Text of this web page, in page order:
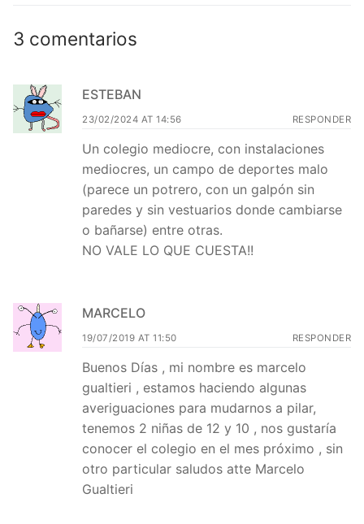
3 comentarios
ESTEBAN
23/02/2024 AT 14:56 RESPONDER
Un colegio mediocre, con instalaciones
mediocres, un campo de deportes malo
(parece un potrero, con un galpón sin
paredes y sin vestuarios donde cambiarse
o bañarse) entre otras.
NO VALE LO QUE CUESTA!!
MARCELO
19/07/2019 AT 11:50 RESPONDER
Buenos Días , mi nombre es marcelo
gualtieri , estamos haciendo algunas
averiguaciones para mudarnos a pilar,
tenemos 2 niñas de 12 y 10 , nos gustaría
conocer el colegio en el mes próximo , sin
otro particular saludos atte Marcelo
Gualtieri